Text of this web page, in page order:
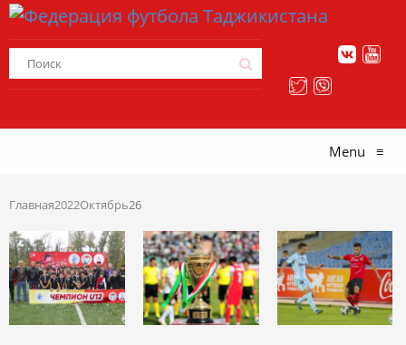
Menu ≡
Главная2022Октябрь26